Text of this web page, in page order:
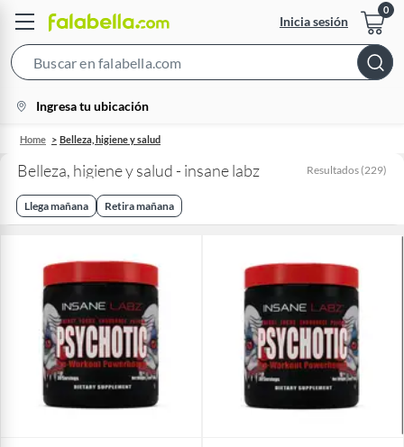
Inicia sesión
Bar
location-
icon
Ingresa tu ubicación
Home Belleza, higiene y salud
Belleza, higiene y salud - insane labz Resultados (229)
Llega mañana Retira mañana